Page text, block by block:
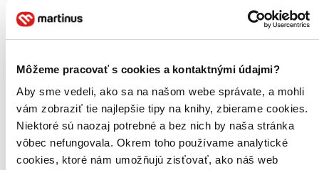
Môžeme pracovať s cookies a kontaktnými údajmi?
Aby sme vedeli, ako sa na našom webe správate, a mohli
vám zobraziť tie najlepšie tipy na knihy, zbierame cookies.
Niektoré sú naozaj potrebné a bez nich by naša stránka
vôbec nefungovala. Okrem toho používame analytické
cookies, ktoré nám umožňujú zisťovať, ako náš web
Autor
Dale Carnegie (4 tituly)Dale Carnegie4
Pavel Hirax Baričák (4 tituly)Pavel Hirax Baričák4
Petra Arslan Šinková (4 tituly)
Petra Arslan Šinková
Lindsay C. Gibson (4 tituly)Lindsay C. Gibson4
Jane Austen (3 tituly)Jane Austen3
Esther Perel (3 tituly)Esther Perel3
Ján Hrustič (3 tituly)Ján Hrustič3